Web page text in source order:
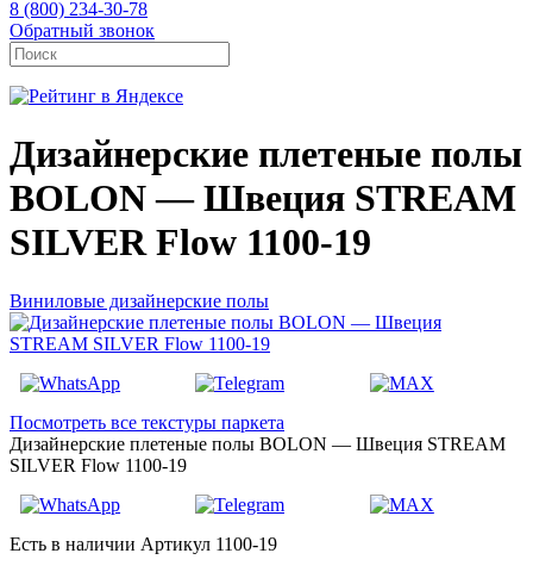
8 (800) 234-30-78
Обратный звонок
Дизайнерские плетеные полы
BOLON — Швеция STREAM
SILVER Flow 1100-19
Виниловые дизайнерские полы
Посмотреть все текстуры паркета
Дизайнерские плетеные полы BOLON — Швеция STREAM
SILVER Flow 1100-19
Есть в наличии Артикул 1100-19